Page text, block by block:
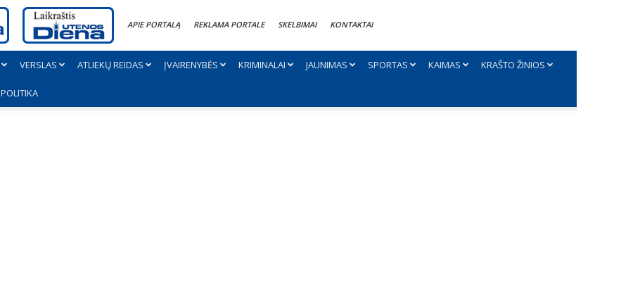
APIE PORTALĄ REKLAMA PORTALE SKELBIMAI KONTAKTAI
VERSLAS ATLIEKŲ REIDAS ĮVAIRENYBĖS KRIMINALAI JAUNIMAS SPORTAS KAIMAS KRAŠTO ŽINIOS
POLITIKA